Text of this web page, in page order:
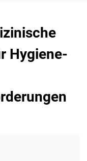
Hygiene-